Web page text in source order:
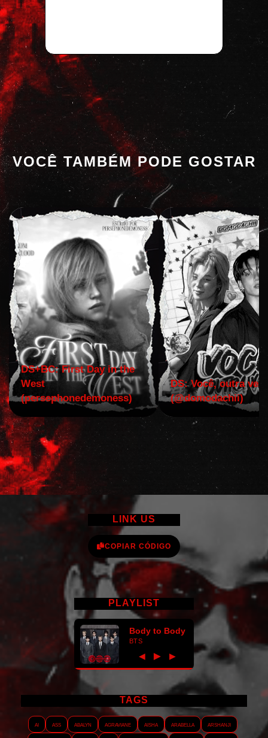
VOCÊ TAMBÉM PODE GOSTAR
DS+BC: First Day in the
West
(persephonedemoness)
DS: Você, outra vez!
(@domodachii)
LINK US
COPIAR CÓDIGO
PLAYLIST
Body to Body
BTS
◀ ► ▶
TAGS
AI ASS Abalyn Agraviane Aisha Arabella
Arshanji